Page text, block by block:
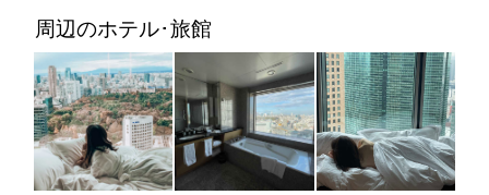
聖であり、非日常的な時
間が流れる場所でした♪◎
分、一般の方も見学可
（無料）。スカーフの貸
出しもあり、肌の露出に
は注意。
類のしゃぼん玉イルミネ
ーションによる演出と、
幻想的な世界が表現され
ておりました。
周辺のホテル･旅館